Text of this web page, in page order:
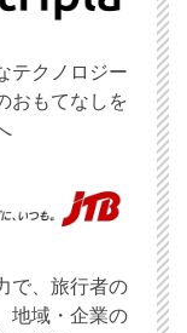
テクノロジー
おもてなしを
で、旅行者の
地域・企業の